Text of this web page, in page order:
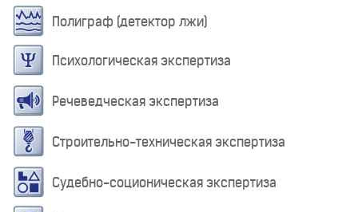
Полиграф (детектор лжи)
Психологическая экспертиза
Речеведческая экспертиза
Строительно-техническая экспертиза
Судебно-соционическая экспертиза